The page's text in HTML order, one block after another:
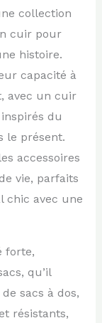
collection
cuir pour
histoire.
capacité à
avec un cuir
du
le présent.
accessoires
vie, parfaits
chic avec une
forte,
qu’il
sacs à dos,
résistants,